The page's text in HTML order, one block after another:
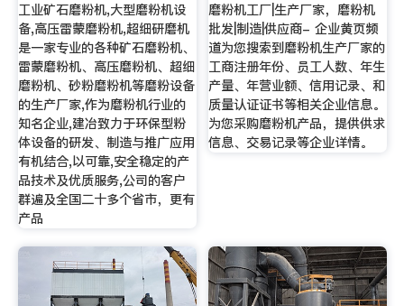
工业矿石磨粉机,大型磨粉机设
备,高压雷蒙磨粉机,超细研磨机
是一家专业的各种矿石磨粉机、
雷蒙磨粉机、高压磨粉机、超细
磨粉机、砂粉磨粉机等磨粉设备
的生产厂家,作为磨粉机行业的
知名企业,建冶致力于环保型粉
体设备的研发、制造与推广应用
有机结合,以可靠,安全稳定的产
品技术及优质服务,公司的客户
群遍及全国二十多个省市，更有
产品
磨粉机工厂|生产厂家，磨粉机
批发|制造|供应商- 企业黄页频
道为您搜索到磨粉机生产厂家的
工商注册年份、员工人数、年生
产量、年营业额、信用记录、和
质量认证证书等相关企业信息。
为您采购磨粉机产品，提供供求
信息、交易记录等企业详情。